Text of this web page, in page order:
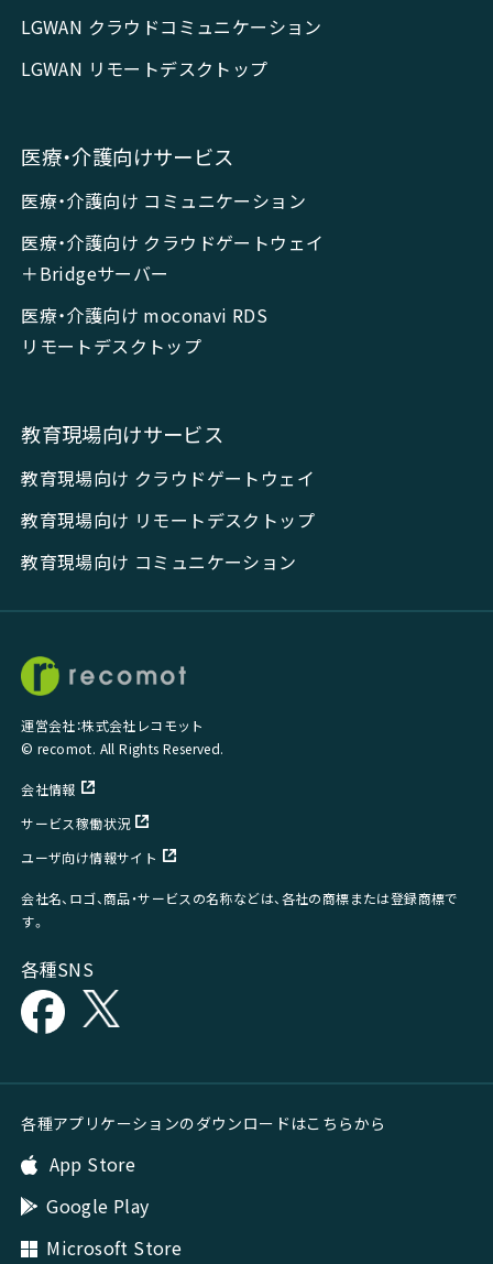
LGWAN クラウドコミュニケーション
LGWAN リモートデスクトップ
医療・介護向けサービス
医療・介護向け コミュニケーション
医療・介護向け クラウドゲートウェイ
＋Bridgeサーバー
医療・介護向け moconavi RDS
リモートデスクトップ
教育現場向けサービス
教育現場向け クラウドゲートウェイ
教育現場向け リモートデスクトップ
教育現場向け コミュニケーション
運営会社：株式会社レコモット
© recomot. All Rights Reserved.
会社情報
サービス稼働状況
ユーザ向け情報サイト
会社名、ロゴ、商品・サービスの名称などは、各社の商標または登録商標で
す。
各種SNS
各種アプリケーションのダウンロードはこちらから
App Store
Google Play
Microsoft Store